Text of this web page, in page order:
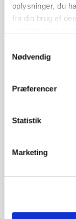
oplysninger, du
fra din brug af
Nødvendig
Præferencer
Statistik
Marketing
MARKED